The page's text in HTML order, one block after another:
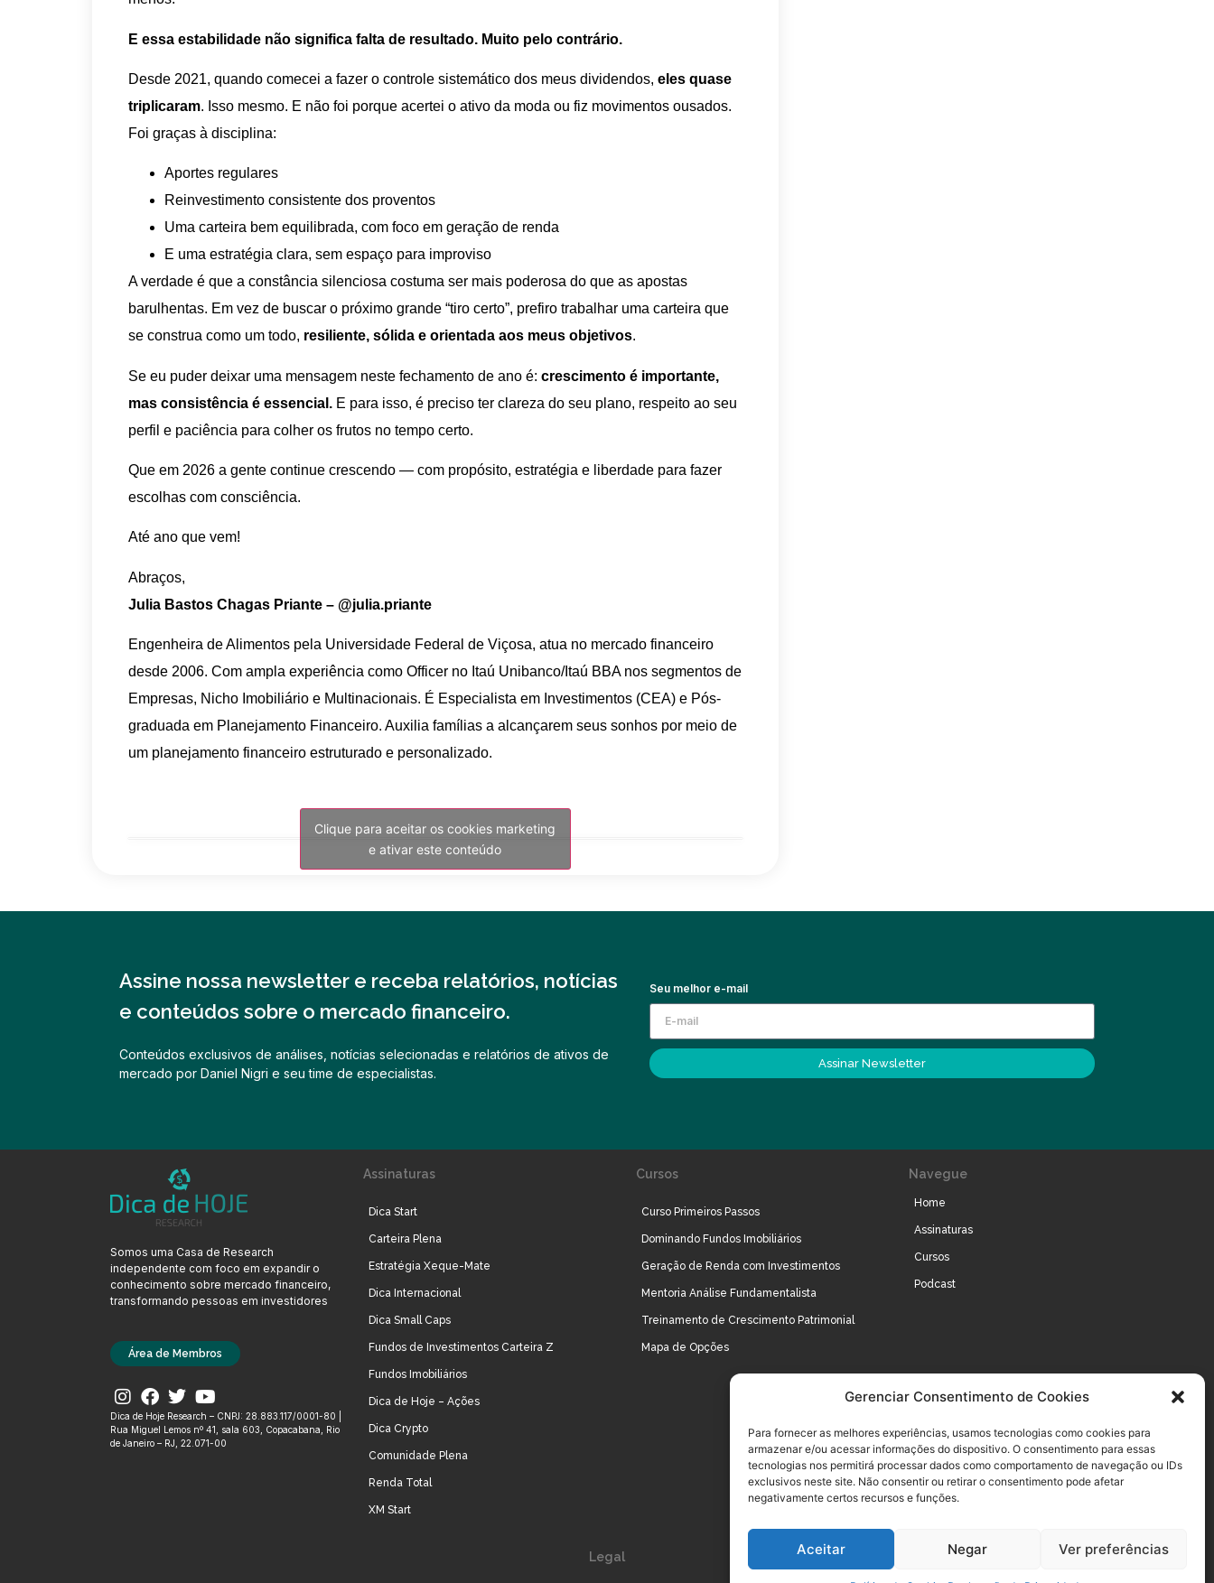
Gerenciar Consentimento de Cookies
Para fornecer as melhores experiências, usamos tecnologias como cookies para
armazenar e/ou acessar informações do dispositivo. O consentimento para essas
tecnologias nos permitirá processar dados como comportamento de navegação ou IDs
exclusivos neste site. Não consentir ou retirar o consentimento pode afetar
negativamente certos recursos e funções.
Aceitar Negar Ver preferências
E essa estabilidade não significa falta de resultado. Muito pelo contrário.
Desde 2021, quando comecei a fazer o controle sistemático dos meus dividendos, eles quase
triplicaram. Isso mesmo. E não foi porque acertei o ativo da moda ou fiz movimentos ousados.
Foi graças à disciplina:
Aportes regulares
Reinvestimento consistente dos proventos
Uma carteira bem equilibrada, com foco em geração de renda
E uma estratégia clara, sem espaço para improviso
A verdade é que a constância silenciosa costuma ser mais poderosa do que as apostas
barulhentas. Em vez de buscar o próximo grande “tiro certo”, prefiro trabalhar uma carteira que
se construa como um todo, resiliente, sólida e orientada aos meus objetivos.
Se eu puder deixar uma mensagem neste fechamento de ano é: crescimento é importante,
mas consistência é essencial. E para isso, é preciso ter clareza do seu plano, respeito ao seu
perfil e paciência para colher os frutos no tempo certo.
Que em 2026 a gente continue crescendo — com propósito, estratégia e liberdade para fazer
escolhas com consciência.
Até ano que vem!
Abraços,
Julia Bastos Chagas Priante – @julia.priante
Engenheira de Alimentos pela Universidade Federal de Viçosa, atua no mercado financeiro
desde 2006. Com ampla experiência como Officer no Itaú Unibanco/Itaú BBA nos segmentos de
Empresas, Nicho Imobiliário e Multinacionais. É Especialista em Investimentos (CEA) e Pós-
graduada em Planejamento Financeiro. Auxilia famílias a alcançarem seus sonhos por meio de
um planejamento financeiro estruturado e personalizado.
Clique para aceitar os cookies marketing
e ativar este conteúdo
Assine nossa newsletter e receba relatórios, notícias
e conteúdos sobre o mercado financeiro.
Conteúdos exclusivos de análises, notícias selecionadas e relatórios de ativos de
mercado por Daniel Nigri e seu time de especialistas.
Seu melhor e-mail
Assinar Newsletter
Somos uma Casa de Research
independente com foco em expandir o
conhecimento sobre mercado financeiro,
transformando pessoas em investidores
Área de Membros
Dica de Hoje Research – CNPJ: 28.883.117/0001-80 |
Rua Miguel Lemos nº 41, sala 603, Copacabana, Rio
de Janeiro – RJ, 22.071-00
Assinaturas
Dica Start
Carteira Plena
Estratégia Xeque-Mate
Dica Internacional
Dica Small Caps
Fundos de Investimentos Carteira Z
Fundos Imobiliários
Dica de Hoje – Ações
Dica Crypto
Comunidade Plena
Renda Total
XM Start
Cursos
Curso Primeiros Passos
Dominando Fundos Imobiliários
Geração de Renda com Investimentos
Mentoria Análise Fundamentalista
Treinamento de Crescimento Patrimonial
Mapa de Opções
Navegue
Home
Assinaturas
Cursos
Podcast
Legal